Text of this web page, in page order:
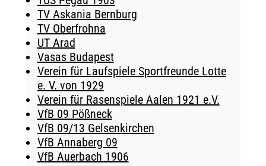
TV Askania Bernburg
TV Oberfrohna
UT Arad
Vasas Budapest
Verein für Laufspiele Sportfreunde Lotte
e. V. von 1929
Verein für Rasenspiele Aalen 1921 e.V.
VfB 09 Pößneck
VfB 09/13 Gelsenkirchen
VfB Annaberg 09
VfB Auerbach 1906